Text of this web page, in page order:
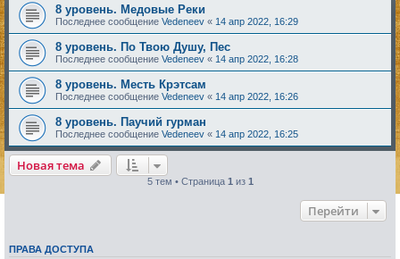
8 уровень. Медовые Реки
Последнее сообщение Vedeneev « 14 апр 2022, 16:29
8 уровень. По Твою Душу, Пес
Последнее сообщение Vedeneev « 14 апр 2022, 16:28
8 уровень. Месть Крэтсам
Последнее сообщение Vedeneev « 14 апр 2022, 16:26
8 уровень. Паучий гурман
Последнее сообщение Vedeneev « 14 апр 2022, 16:25
Новая тема
5 тем • Страница 1 из 1
Перейти
ПРАВА ДОСТУПА